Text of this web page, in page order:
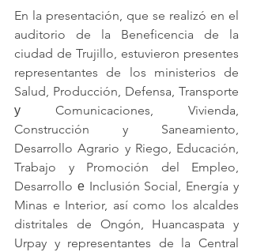
En la presentación, que se realizó en el
auditorio de la Beneficencia de la
ciudad de Trujillo, estuvieron presentes
representantes de los ministerios de
Salud, Producción, Defensa, Transporte
у Comunicaciones, Vivienda,
Construcción y Saneamiento,
Desarrollo Agrario y Riego, Educación,
Trabajo y Promoción del Empleo,
Desarrollo е Inclusión Social, Energía y
Minas e Interior, así como los alcaldes
distritales de Ongón, Huancaspata y
Urpay y representantes de la Central